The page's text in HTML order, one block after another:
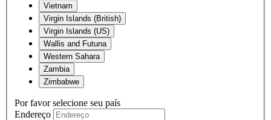
Vietnam
Virgin Islands (British)
Virgin Islands (US)
Wallis and Futuna
Western Sahara
Zambia
Zimbabwe
Por favor selecione seu país
Endereço